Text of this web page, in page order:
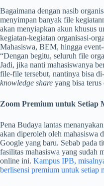
Bagaimana dengan nasib
menyimpan banyak file
akan menyiapkan akun khusus
kegiatan-kegiatan organisasi-
Mahasiswa, BEM, hingga
“Dengan begitu, seluruh file
Jadi, jika nanti mahasiswanya
file-file tersebut, nantinya bisa di-
knowledge share yang bisa terus
Zoom Premium untuk Setiap
Pena Budaya lantas
akan diperoleh oleh mahasiswa
Google yang baru. Sebab pada
fasilitas mahasiswa yang sudah
online ini. Kampus IPB,
berlisensi premium untuk setiap